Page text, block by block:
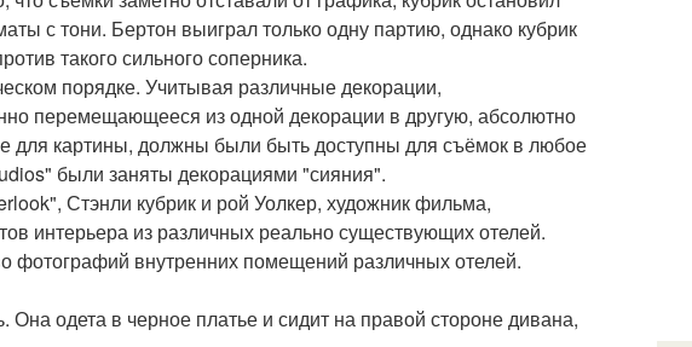
с тони. Бертон выиграл только одну партию, однако кубрик
такого сильного соперника.
порядке. Учитывая различные декорации,
перемещающееся из одной декорации в другую, абсолютно
для картины, должны были быть доступны для съёмок в любое
были заняты декорациями "сияния".
Стэнли кубрик и рой Уолкер, художник фильма,
интерьера из различных реально существующих отелей.
внутренних помещений различных отелей.
одета в черное платье и сидит на правой стороне дивана,